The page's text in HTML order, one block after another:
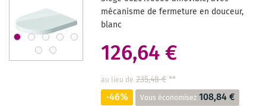
mécanisme de fermeture en douceur,
blanc
126,64 €
au lieu de 235,48 €**
-46% Vous économisez 108,84 €